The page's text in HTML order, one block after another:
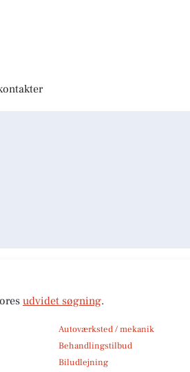
udvidet søgning.
Autoværksted / mekanik
Behandlingstilbud
Biludlejning